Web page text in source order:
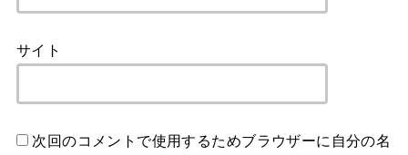
サイト
次回のコメントで使用するためブラウザーに自分の名